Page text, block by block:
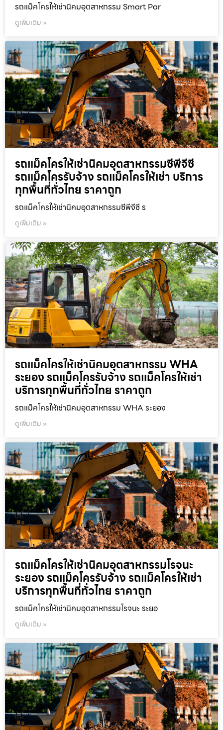
รถแม็คโครให้เช่านิคมอุตสาหกรรม Smart Par
ดูเพิ่มเติม »
รถแม็คโครให้เช่านิคมอุตสาหกรรมซีพีจีซี
รถแม็คโครรับจ้าง รถแม็คโครให้เช่า บริการ
ทุกพื้นที่ทั่วไทย ราคาถูก
รถแม็คโครให้เช่านิคมอุตสาหกรรมซีพีจีซี ร
ดูเพิ่มเติม »
รถแม็คโครให้เช่านิคมอุตสาหกรรม WHA
ระยอง รถแม็คโครรับจ้าง รถแม็คโครให้เช่า
บริการทุกพื้นที่ทั่วไทย ราคาถูก
รถแม็คโครให้เช่านิคมอุตสาหกรรม WHA ระยอง
ดูเพิ่มเติม »
รถแม็คโครให้เช่านิคมอุตสาหกรรมโรจนะ
ระยอง รถแม็คโครรับจ้าง รถแม็คโครให้เช่า
บริการทุกพื้นที่ทั่วไทย ราคาถูก
รถแม็คโครให้เช่านิคมอุตสาหกรรมโรจนะ ระยอ
ดูเพิ่มเติม »